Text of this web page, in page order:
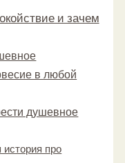
и зачем
в любой
душевное
история про